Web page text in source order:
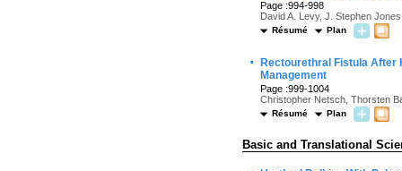
Page :994-998
David A. Levy, J. Stephen Jones
Résumé Plan
·
Rectourethral Fistula After
Management
Page :999-1004
Christopher Netsch, Thorsten
Résumé Plan
Basic and Translational